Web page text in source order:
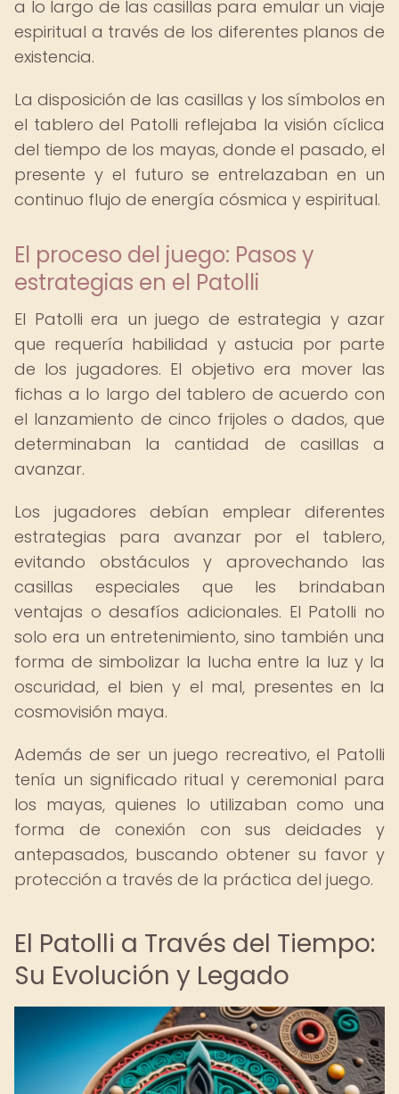
a lo largo de las casillas para emular un viaje
espiritual a través de los diferentes planos de
existencia.
La disposición de las casillas y los símbolos en
el tablero del Patolli reflejaba la visión cíclica
del tiempo de los mayas, donde el pasado, el
presente y el futuro se entrelazaban en un
continuo flujo de energía cósmica y espiritual.
El proceso del juego: Pasos y
estrategias en el Patolli
El Patolli era un juego de estrategia y azar
que requería habilidad y astucia por parte
de los jugadores. El objetivo era mover las
fichas a lo largo del tablero de acuerdo con
el lanzamiento de cinco frijoles o dados, que
determinaban la cantidad de casillas a
avanzar.
Los jugadores debían emplear diferentes
estrategias para avanzar por el tablero,
evitando obstáculos y aprovechando las
casillas especiales que les brindaban
ventajas o desafíos adicionales. El Patolli no
solo era un entretenimiento, sino también una
forma de simbolizar la lucha entre la luz y la
oscuridad, el bien y el mal, presentes en la
cosmovisión maya.
Además de ser un juego recreativo, el Patolli
tenía un significado ritual y ceremonial para
los mayas, quienes lo utilizaban como una
forma de conexión con sus deidades y
antepasados, buscando obtener su favor y
protección a través de la práctica del juego.
El Patolli a Través del Tiempo:
Su Evolución y Legado